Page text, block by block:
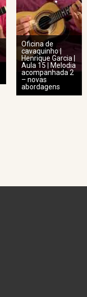
Oficina de
cavaquinho |
Henrique Garcia |
Aula 15 | Melodia
acompanhada 2
– novas
abordagens